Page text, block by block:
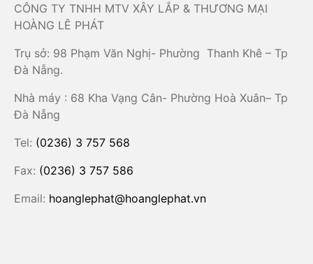
CÔNG TY TNHH MTV XÂY LẮP & THƯƠNG MẠI
HOÀNG LÊ PHÁT
Trụ sở: 98 Phạm Văn Nghị- Phường Thanh Khê – Tp
Đà Nẵng.
Nhà máy : 68 Kha Vạng Cân- Phường Hoà Xuân– Tp
Đà Nẵng
Tel: (0236) 3 757 568
Fax: (0236) 3 757 586
Email: hoanglephat@hoanglephat.vn